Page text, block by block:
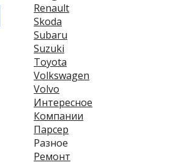
Renault
Skoda
Subaru
Suzuki
Toyota
Volkswagen
Volvo
Интересное
Компании
Парсер
Разное
Ремонт